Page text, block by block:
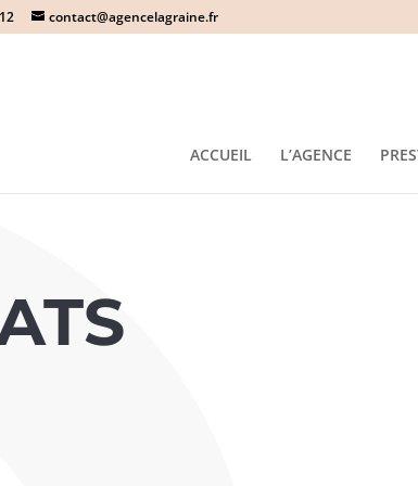
contact@agencelagraine.fr
ACCUEIL L’AGENCE